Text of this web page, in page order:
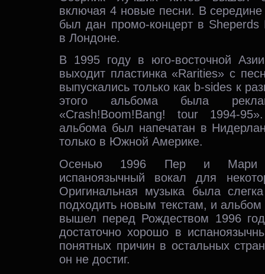
включая 4 новые песни. В середине
был дан промо-концерт в Sheperds
в Лондоне.
В 1995 году в юго-восточной
выходит пластинка «Rarities» с
выпускались только как b-sides к
этого альбома была
«Crash!Boom!Bang! tour 1994-
альбома был напечатан в
только в Южной Америке.
Осенью 1996 Пер и Мари
испаноязычный вокал для
Оригинальная музыка была
подходить новым текстам, и
вышел перед Рождеством 1996
достаточно хорошо в
понятных причин в остальных
он не достиг.